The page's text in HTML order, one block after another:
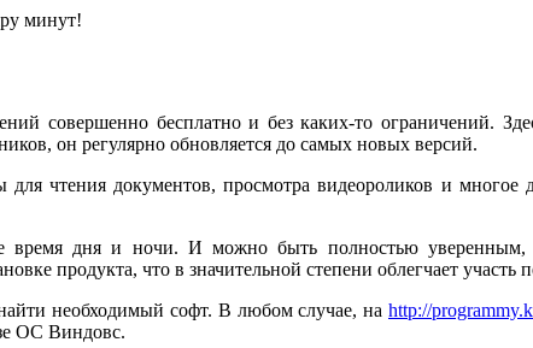
минут!
совершенно бесплатно и без каких-то ограничений.
он регулярно обновляется до самых новых версий.
чтения документов, просмотра видеороликов и многое
дня и ночи. И можно быть полностью уверенным,
продукта, что в значительной степени облегчает участь
необходимый софт. В любом случае, наhttp://
ОС Виндовс.